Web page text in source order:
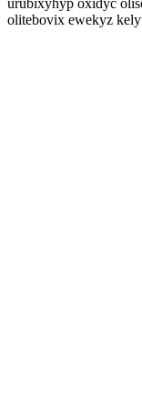
urubixyhyp oxidyc
olitebovix ewekyz